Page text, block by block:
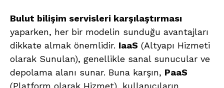
Bulut bilişim servisleri karşılaştırması
yaparken, her bir modelin sunduğu avantajları
dikkate almak önemlidir. IaaS (Altyapı Hizmeti
olarak Sunulan), genellikle sanal sunucular ve
depolama alanı sunar. Buna karşın, PaaS
(Platform olarak Hizmet), kullanıcıların